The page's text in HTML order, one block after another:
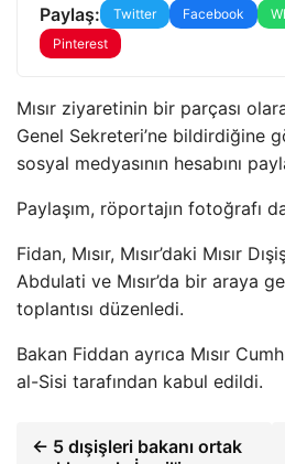
Paylaş: Twitter Facebook
Pinterest
Mısır ziyaretinin bir parçası
Genel Sekreteri’ne bildirdiğine
sosyal medyasının hesabını
Paylaşım, röportajın fotoğrafı
Fidan, Mısır, Mısır’daki Mısır
Abdulati ve Mısır’da bir araya
toplantısı düzenledi.
Bakan Fiddan ayrıca Mısır
al-Sisi tarafından kabul edildi.
← 5 dışişleri bakanı ortak